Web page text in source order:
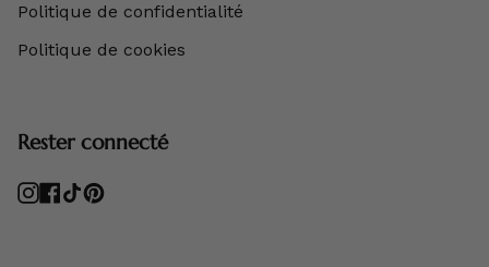
Politique de confidentialité
Politique de cookies
Rester connecté
Instagram
Facebook
TikTokPinterest